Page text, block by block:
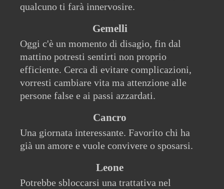
qualcuno ti farà innervosire.
Gemelli
Oggi c'è un momento di disagio, fin dal
mattino potresti sentirti non proprio
efficiente. Cerca di evitare complicazioni,
vorresti cambiare vita ma attenzione alle
persone false e ai passi azzardati.
Cancro
Una giornata interessante. Favorito chi ha
già un amore e vuole convivere o sposarsi.
Leone
Potrebbe sbloccarsi una trattativa nel